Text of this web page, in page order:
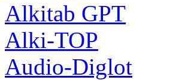
Alkitab GPT
Alki-TOP
Audio-Diglot